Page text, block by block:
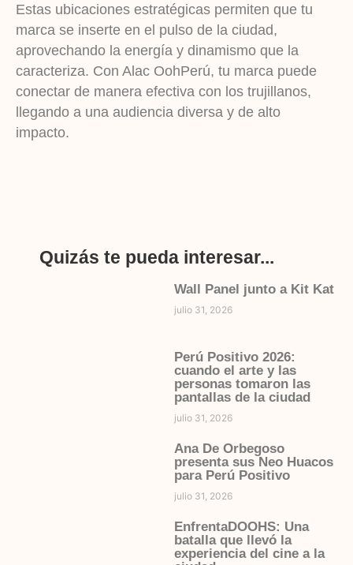
Estas ubicaciones estratégicas permiten que tu
marca se inserte en el pulso de la ciudad,
aprovechando la energía y dinamismo que la
caracteriza. Con Alac OohPerú, tu marca puede
conectar de manera efectiva con los trujillanos,
llegando a una audiencia diversa y de alto
impacto.
Quizás te pueda interesar...
Wall Panel junto a Kit Kat
julio 31, 2026
Perú Positivo 2026:
cuando el arte y las
personas tomaron las
pantallas de la ciudad
julio 31, 2026
Ana De Orbegoso
presenta sus Neo Huacos
para Perú Positivo
julio 31, 2026
EnfrentaDOOHS: Una
batalla que llevó la
experiencia del cine a la